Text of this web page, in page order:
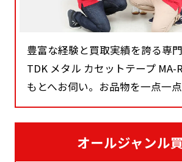
豊富な経験と買取実績を誇る専
TDK メタル カセットテープ MA-
もとへお伺い。お品物を一点一点
オールジャンル